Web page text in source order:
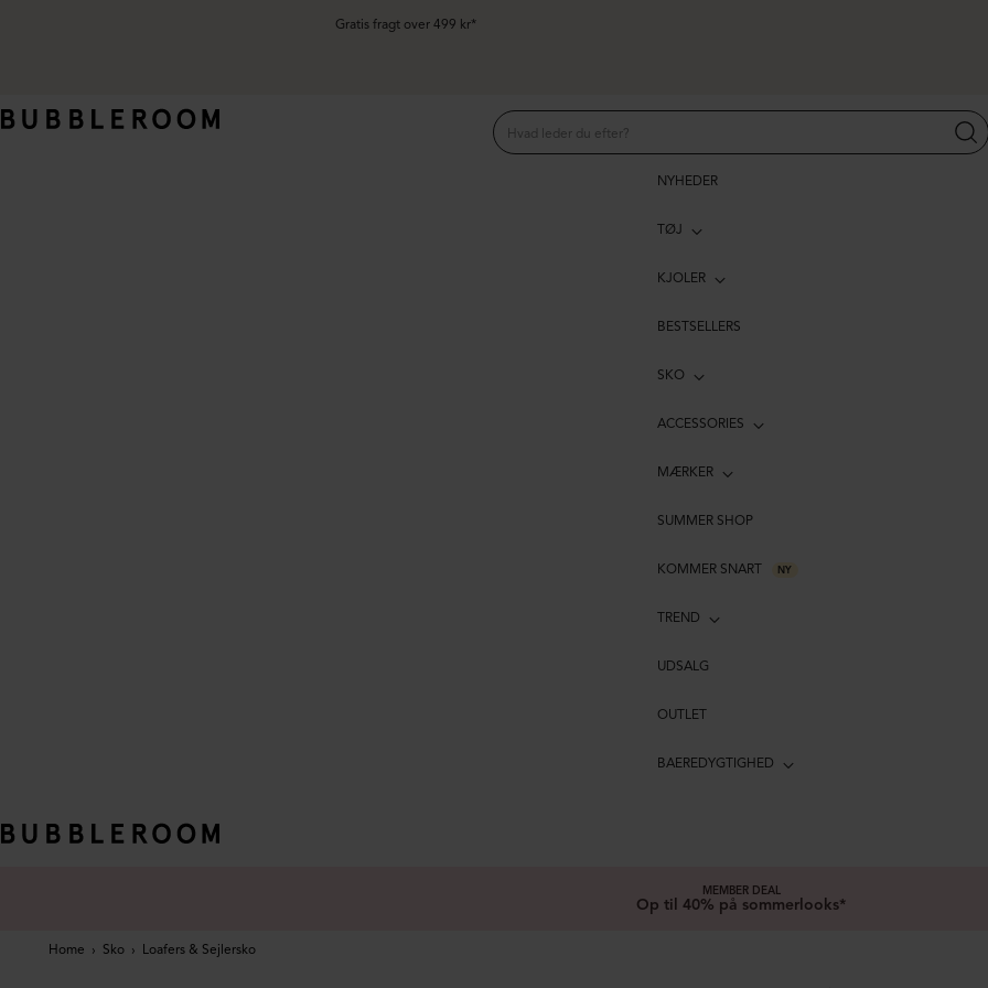
Gratis fragt over 499 kr*
NYHEDER
TØJ
KJOLER
BESTSELLERS
SKO
ACCESSORIES
MÆRKER
SUMMER SHOP
KOMMER SNART NY
TREND
UDSALG
OUTLET
BAEREDYGTIGHED
MEMBER DEAL
Op til 40% på sommerlooks*
Home › Sko › Loafers & Sejlersko